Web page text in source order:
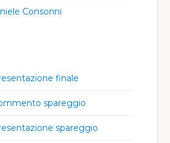
Consonni
finale
spareggio
spareggio